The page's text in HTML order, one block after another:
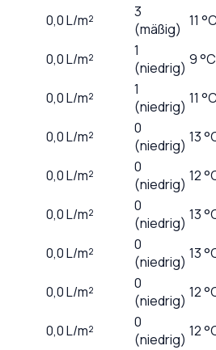
0,0L/m²
3
(mäßig) 11
0,0L/m²
1
(niedrig) 9 °C
0,0L/m²
1
(niedrig) 11
0,0L/m²
0
(niedrig) 13
0,0L/m²
0
(niedrig) 12
0,0L/m²
0
(niedrig) 13
0,0L/m²
0
(niedrig) 13
0,0L/m²
0
(niedrig) 12
0,0L/m²
0
(niedrig) 12